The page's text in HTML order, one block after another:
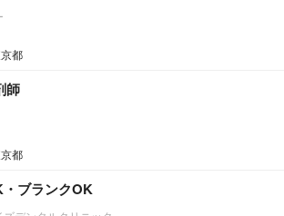
都
師
都
ブランクOK